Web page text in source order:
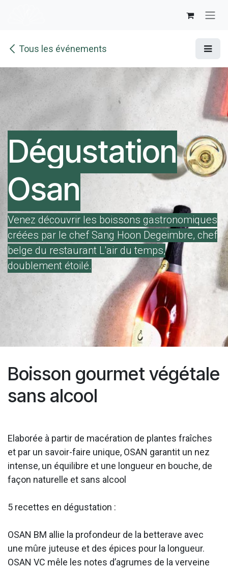
Tous les événements
Dégustation
Osan
Venez découvrir les boissons gastronomiques
créées par le chef Sang Hoon Degeimbre, chef
belge du restaurant L'air du temps,
doublement étoilé.
Boisson gourmet végétale
sans alcool
Elaborée à partir de macération de plantes fraîches
et par un savoir-faire unique, OSAN garantit un nez
intense, un équilibre et une longueur en bouche, de
façon naturelle et sans alcool
5 recettes en dégustation :
OSAN BM allie la profondeur de la betterave avec
une mûre juteuse et des épices pour la longueur.
OSAN VC mêle les notes d’agrumes de la verveine